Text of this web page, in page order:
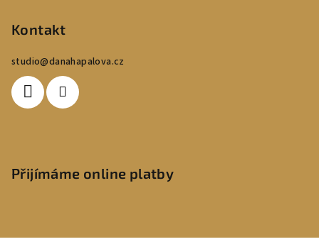
Kontakt
studio@danahapalova.cz
Přijímáme online platby